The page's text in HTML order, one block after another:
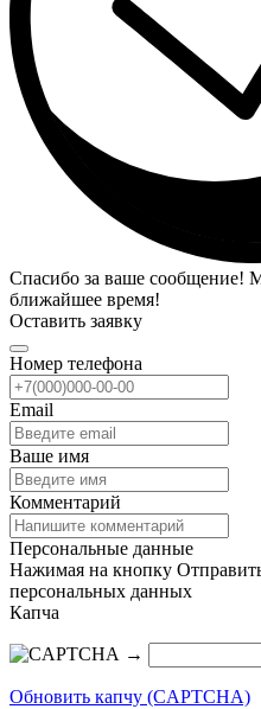
Спасибо за ваше сообщение!
ближайшее время!
Оставить заявку
Номер телефона
Email
Ваше имя
Комментарий
Персональные данные
Нажимая на кнопку
персональных данных
Капча
→
Обновить капчу (CAPTCHA)